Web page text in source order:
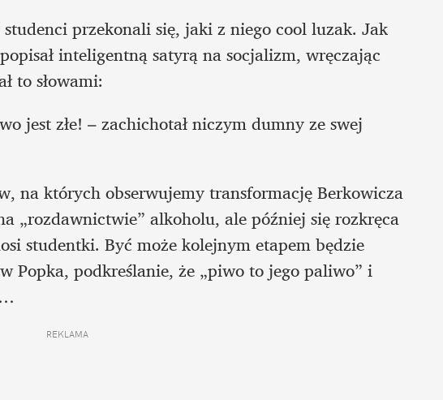
studenci przekonali się, jaki z niego cool luzak. Jak
inteligentną satyrą na socjalizm, wręczając
to słowami:
jest złe! – zachichotał niczym dumny ze swej
na których obserwujemy transformację Berkowicza
„rozdawnictwie” alkoholu, ale później się rozkręca
studentki. Być może kolejnym etapem będzie
Popka, podkreślanie, że „piwo to jego paliwo” i
REKLAMA